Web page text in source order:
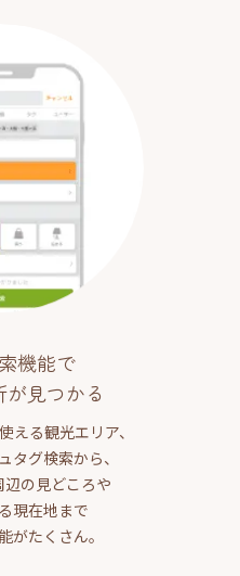
機能で
見つかる
える観光エリア、
タグ検索から、
の見どころや
現在地まで
がたくさん。